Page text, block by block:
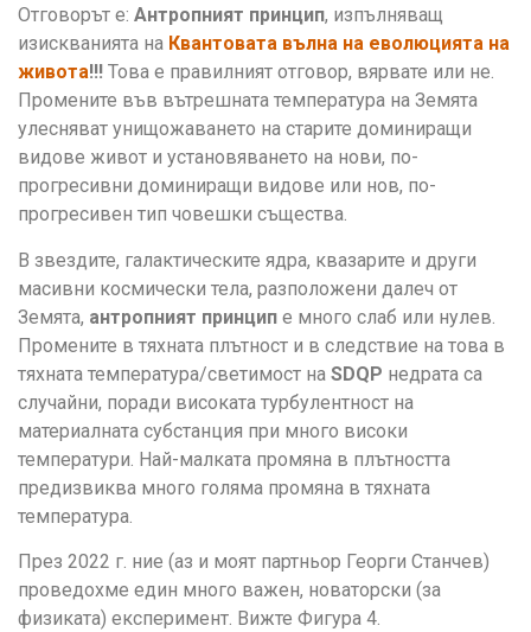
Отговорът е: Антропният принцип, изпълняващ
изискванията на Квантовата вълна на еволюцията на
живота!!! Това е правилният отговор, вярвате или не.
Промените във вътрешната температура на Земята
улесняват унищожаването на старите доминиращи
видове живот и установяването на нови, по-
прогресивни доминиращи видове или нов, по-
прогресивен тип човешки същества.
В звездите, галактическите ядра, квазарите и други
масивни космически тела, разположени далеч от
Земята, антропният принцип е много слаб или нулев.
Промените в тяхната плътност и в следствие на това в
тяхната температура/светимост на SDQP недрата са
случайни, поради високата турбулентност на
материалната субстанция при много високи
температури. Най-малката промяна в плътността
предизвиква много голяма промяна в тяхната
температура.
През 2022 г. ние (аз и моят партньор Георги Станчев)
проведохме един много важен, новаторски (за
физиката) експеримент. Вижте Фигура 4.